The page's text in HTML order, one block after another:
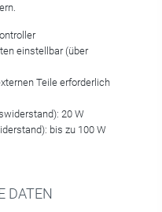
einstellbar (über
Teile erforderlich
20 W
bis zu 100 W
DATEN